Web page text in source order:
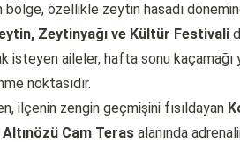
bölge, özellikle zeytin hasadı
Zeytinyağı ve Kültür Festivali
isteyen aileler, hafta sonu
noktasıdır.
ilçenin zengin geçmişini fısıldayan
Altınözü Cam Teras alanında